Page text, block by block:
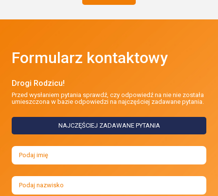
Formularz kontaktowy
Drogi Rodzicu!
Przed wysłaniem pytania sprawdź, czy odpowiedź na nie nie została
umieszczona w bazie odpowiedzi na najczęściej zadawane pytania.
NAJCZĘŚCIEJ ZADAWANE PYTANIA